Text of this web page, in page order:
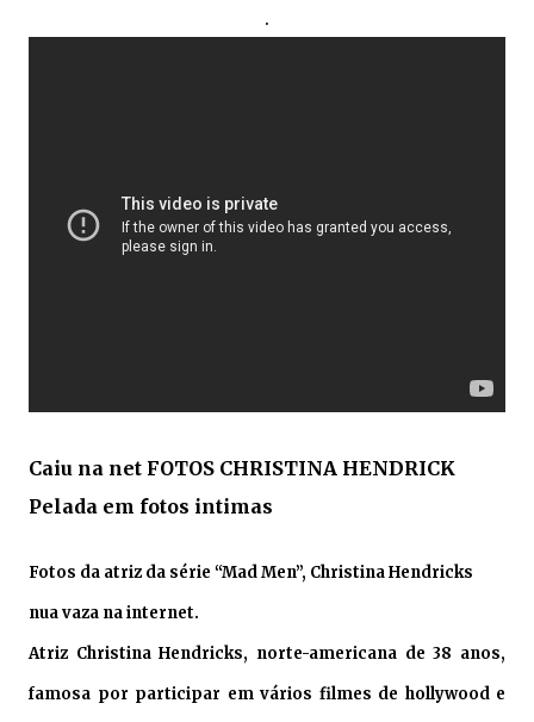
.
Caiu na net FOTOS CHRISTINA HENDRICK
Pelada em fotos intimas
Fotos da atriz da série “Mad Men”, Christina Hendricks
nua vaza na internet.
Atriz Christina Hendricks, norte-americana de 38 anos,
famosa por participar em vários filmes de hollywood e